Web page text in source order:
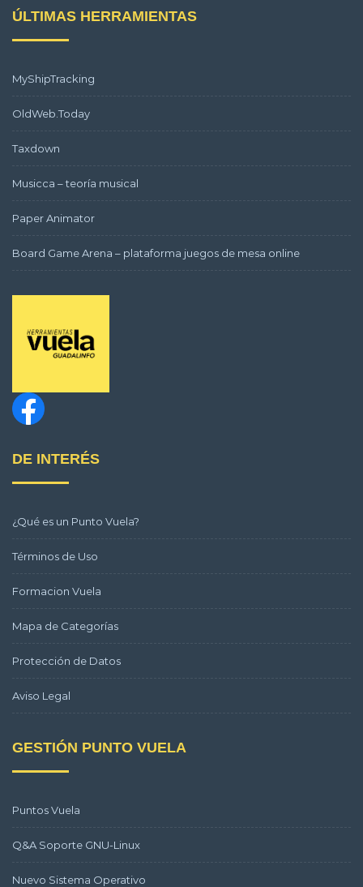
ÚLTIMAS HERRAMIENTAS
MyShipTracking
OldWeb.Today
Taxdown
Musicca – teoría musical
Paper Animator
Board Game Arena – plataforma juegos de mesa online
DE INTERÉS
¿Qué es un Punto Vuela?
Términos de Uso
Formacion Vuela
Mapa de Categorías
Protección de Datos
Aviso Legal
GESTIÓN PUNTO VUELA
Puntos Vuela
Q&A Soporte GNU-Linux
Nuevo Sistema Operativo